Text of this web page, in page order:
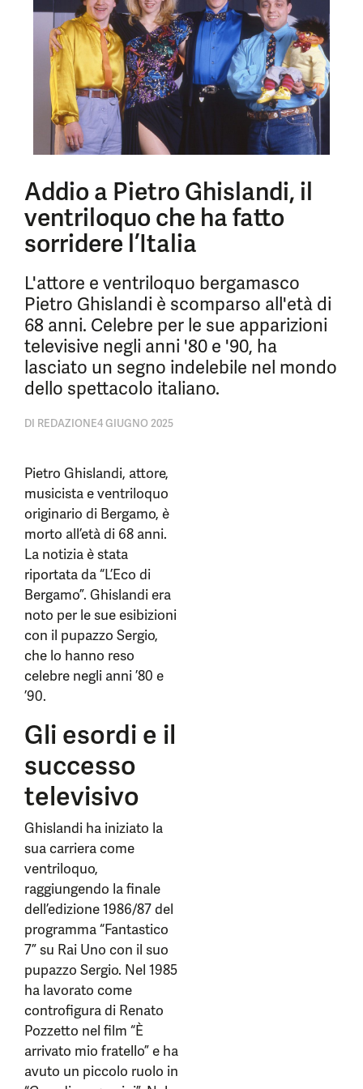
Addio a Pietro Ghislandi, il
ventriloquo che ha fatto
sorridere l’Italia
L'attore e ventriloquo bergamasco
Pietro Ghislandi è scomparso all'età di
68 anni. Celebre per le sue apparizioni
televisive negli anni '80 e '90, ha
lasciato un segno indelebile nel mondo
dello spettacolo italiano.
DI REDAZIONE4 GIUGNO 2025
Pietro Ghislandi, attore,
musicista e ventriloquo
originario di Bergamo, è
morto all’età di 68 anni.
La notizia è stata
riportata da “L’Eco di
Bergamo”. Ghislandi era
noto per le sue esibizioni
con il pupazzo Sergio,
che lo hanno reso
celebre negli anni ’80 e
’90.
Gli esordi e il
successo
televisivo
Ghislandi ha iniziato la
sua carriera come
ventriloquo,
raggiungendo la finale
dell’edizione 1986/87 del
programma “Fantastico
7” su Rai Uno con il suo
pupazzo Sergio. Nel 1985
ha lavorato come
controfigura di Renato
Pozzetto nel film “È
arrivato mio fratello” e ha
avuto un piccolo ruolo in